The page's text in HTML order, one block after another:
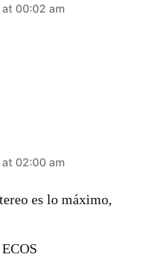
00:02 am
02:00 am
es lo máximo,